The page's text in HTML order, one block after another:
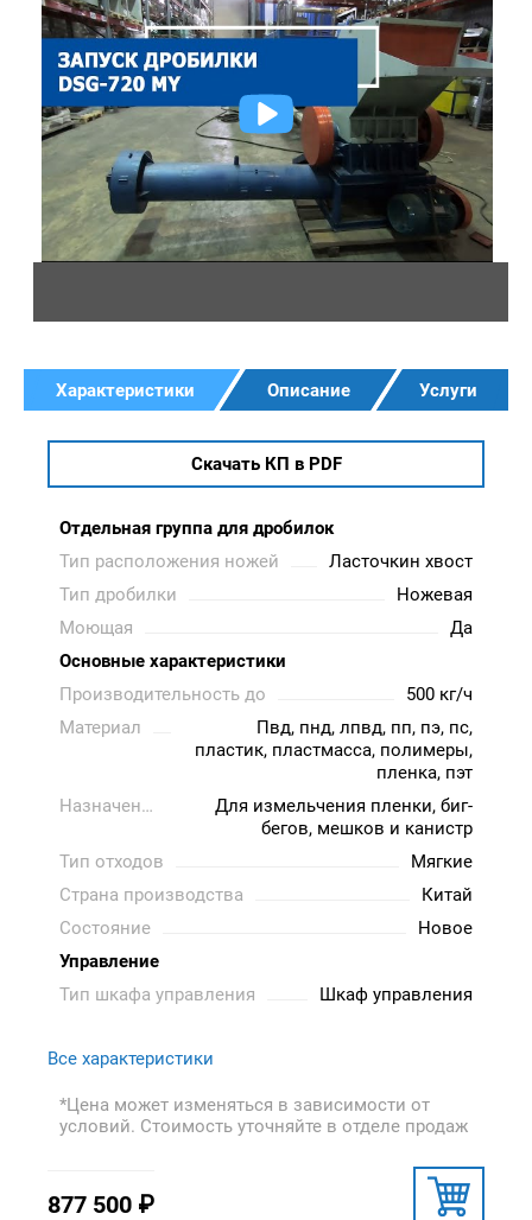
Характеристики Описание Услуги
Скачать КП в PDF
Отдельная группа для дробилок
Тип расположения ножей
Ласточкин хвост
Тип дробилки
Ножевая
Моющая
Да
Основные характеристики
Производительность до
500 кг/ч
Материал
Пвд, пнд, лпвд, пп, пэ, пс,
пластик, пластмасса, полимеры,
пленка, пэт
Назначение
Для измельчения пленки, биг-
бегов, мешков и канистр
Тип отходов
Мягкие
Страна производства
Китай
Состояние
Новое
Управление
Тип шкафа управления
Шкаф управления
Все характеристики
*Цена может изменяться в зависимости от
условий. Стоимость уточняйте в отделе продаж
877 500 ₽